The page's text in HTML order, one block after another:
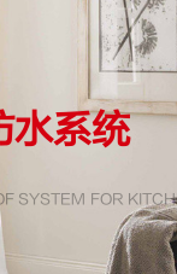
水系统
SYSTEM FOR